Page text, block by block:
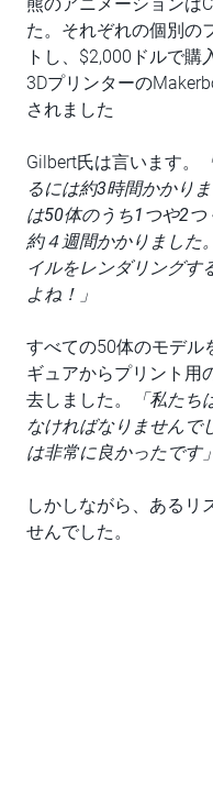
た。それぞれの個別の
トし、$2,000ドルで
3Dプリンターの
されました
Gilbert氏は言います。
るには約3時間かかり
は50体のうち1つや2
約４週間かかりました
イルをレンダリングす
よね！」
すべての50体のモデル
ギュアからプリント用
去しました。
「私た
なければなりませんで
は非常に良かったです
しかしながら、あるリ
せんでした。